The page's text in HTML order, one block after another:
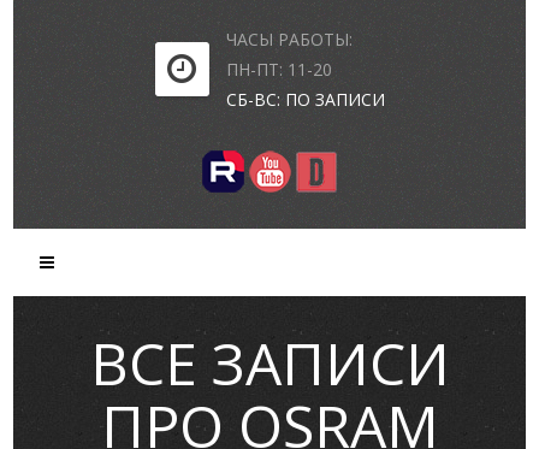
ЧАСЫ РАБОТЫ:
ПН-ПТ: 11-20
СБ-ВС: ПО ЗАПИСИ
ВСЕ ЗАПИСИ
ПРО OSRAM